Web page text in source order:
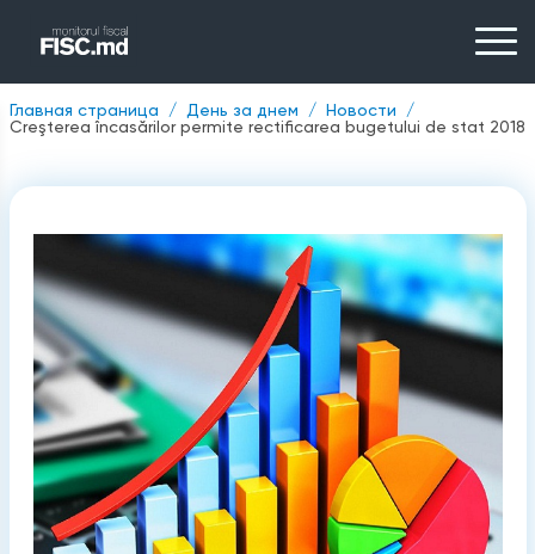
Главная страница День за днем
Новости
Creşterea încasărilor permite rectificarea bugetului de stat 2018